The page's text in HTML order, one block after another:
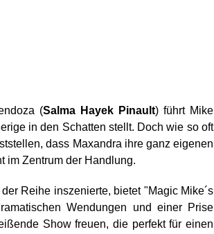
(Salma Hayek Pinault) führt Mike
in den Schatten stellt. Doch wie so oft
dass Maxandra ihre ganz eigenen
im Zentrum der Handlung.
Reihe inszenierte, bietet "Magic Mike´s
Wendungen und einer Prise
Show freuen, die perfekt für einen